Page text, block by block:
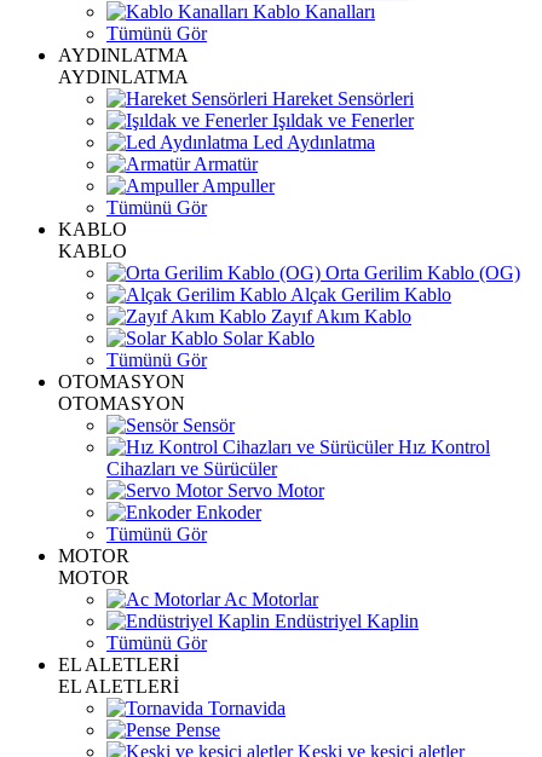
Kablo Kanalları
Tümünü Gör
AYDINLATMA
AYDINLATMA
Hareket Sensörleri
Işıldak ve Fenerler
Led Aydınlatma
Armatür
Ampuller
Tümünü Gör
KABLO
KABLO
Orta Gerilim Kablo (OG)
Alçak Gerilim Kablo
Zayıf Akım Kablo
Solar Kablo
Tümünü Gör
OTOMASYON
OTOMASYON
Sensör
Hız Kontrol
Cihazları ve Sürücüler
Servo Motor
Enkoder
Tümünü Gör
MOTOR
MOTOR
Ac Motorlar
Endüstriyel Kaplin
Tümünü Gör
EL ALETLERİ
EL ALETLERİ
Tornavida
Pense
Keski ve kesici aletler